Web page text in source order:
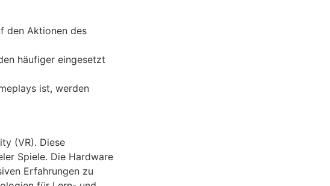
den Aktionen des
häufiger eingesetzt
ist, werden
(VR). Diese
Spiele. Die Hardware
Erfahrungen zu